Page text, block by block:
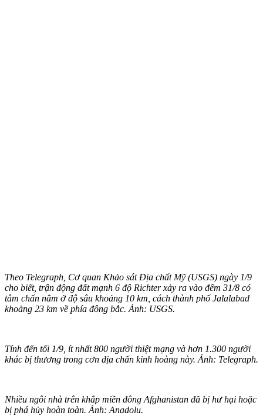
Theo Telegraph, Cơ quan Khảo sát Địa chất Mỹ (USGS) ngày 1/9
cho biết, trận động đất mạnh 6 độ Richter xảy ra vào đêm 31/8 có
tâm chấn nằm ở độ sâu khoảng 10 km, cách thành phố Jalalabad
khoảng 23 km về phía đông bắc. Ảnh: USGS.
Tính đến tối 1/9, ít nhất 800 người thiệt mạng và hơn 1.300 người
khác bị thương trong cơn địa chấn kinh hoàng này. Ảnh: Telegraph.
Nhiều ngôi nhà trên khắp miền đông Afghanistan đã bị hư hại hoặc
bị phá hủy hoàn toàn. Ảnh: Anadolu.